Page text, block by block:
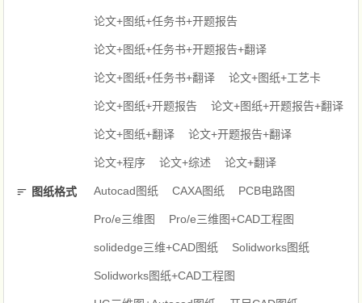
论文+图纸+任务书+开题报告
论文+图纸+任务书+开题报告+翻译
论文+图纸+任务书+翻译 论文+图纸+工艺卡
论文+图纸+开题报告 论文+图纸+开题报告+翻译
论文+图纸+翻译 论文+开题报告+翻译
论文+程序 论文+综述 论文+翻译
图纸格式 Autocad图纸 CAXA图纸 PCB电路图
Pro/e三维图 Pro/e三维图+CAD工程图
solidedge三维+CAD图纸 Solidworks图纸
Solidworks图纸+CAD工程图